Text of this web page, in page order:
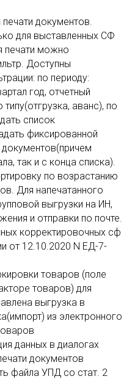
документов.
для выставленных СФ
печати можно
Доступны
по периоду:
год, отчетный
аванс), по
список
фиксированной
так и с конца списка).
по возрастанию
Для напечатанного
выгрузки на ИН,
и отправки по почте.
корректировочных сф
от 12.10.2020 N ЕД-7-
товаров (поле
товаров) для
выгрузка в
из электронного
данных в диалогах
документов
файла УПД со стат. 2